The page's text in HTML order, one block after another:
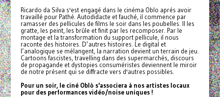
Ricardo da Silva s'est engagé dans le cinéma Oblo aprés avoir
travaillé pour Pathé. Autodidacte et fauché, il commence par
ramasser des pellicules de films le soir dans les poubelles. Il les
gratte, les peint, les brûle et finit par les recomposer. Par le
montage et la transformation du support pellicule, il nous
raconte des histoires. D’autres histoires. Le digital et
l’analogique se mélangent, la narration devient un terrain de jeu.
Cartoons fascistes, travelling dans des supermarchés, discours
de propagande et dystopies consuméristes deviennent le miroir
de notre présent qui se diffracte vers d'autres possibles.
Pour un soir, le ciné Oblò s'associera à nos artistes locaux
pour des performances vidéo/noise uniques !